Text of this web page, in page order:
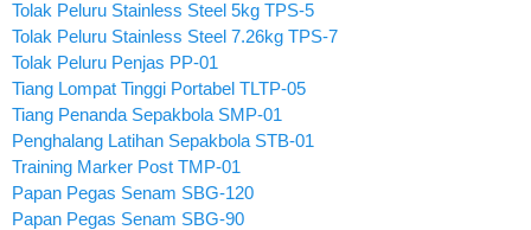
Tolak Peluru Stainless Steel 5kg TPS-5
Tolak Peluru Stainless Steel 7.26kg TPS-7
Tolak Peluru Penjas PP-01
Tiang Lompat Tinggi Portabel TLTP-05
Tiang Penanda Sepakbola SMP-01
Penghalang Latihan Sepakbola STB-01
Training Marker Post TMP-01
Papan Pegas Senam SBG-120
Papan Pegas Senam SBG-90